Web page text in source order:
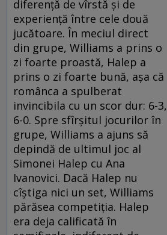
diferenţă de vîrstă şi de
experienţă între cele două
jucătoare. În meciul direct
din grupe, Williams a prins o
zi foarte proastă, Halep a
prins o zi foarte bună, aşa că
românca a spulberat
invincibila cu un scor dur: 6-3,
6-0. Spre sfîrşitul jocurilor în
grupe, Williams a ajuns să
depindă de ultimul joc al
Simonei Halep cu Ana
Ivanovici. Dacă Halep nu
cîştiga nici un set, Williams
părăsea competiţia. Halep
era deja calificată în